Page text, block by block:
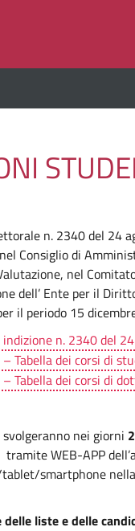
n. 2340 del 24
Consiglio di
nel
dell’ Ente per il
il periodo 15
indizione n. 2340 del
Tabella dei corsi di
Tabella dei corsi di
nei giorni
WEB-APP
smartphone
delle liste e delle